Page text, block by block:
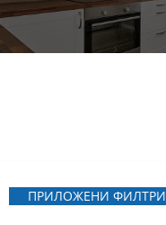
ПРИЛОЖЕНИ ФИЛТРИ